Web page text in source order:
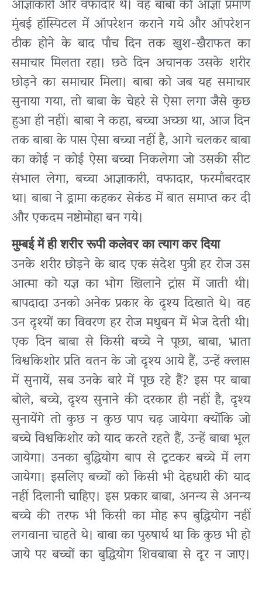
आज्ञाकारी और वफादार थे। वह बाबा की आज्ञा प्रमाण
मुंबई हॉस्पिटल में ऑपरेशन कराने गये और ऑपरेशन
ठीक होने के बाद पाँच दिन तक खुश-खैराफत का
समाचार मिलता रहा। छठे दिन अचानक उसके शरीर
छोड़ने का समाचार मिला। बाबा को जब यह समाचार
सुनाया गया, तो बाबा के चेहरे से ऐसा लगा जैसे कुछ
हुआ ही नहीं। बाबा ने कहा, बच्चा अच्छा था, आज दिन
तक बाबा के पास ऐसा बच्चा नहीं है, आगे चलकर बाबा
का कोई न कोई ऐसा बच्चा निकलेगा जो उसकी सीट
संभाल लेगा, बच्चा आज्ञाकारी, वफादार, फरमाँबरदार
था। बाबा ने ड्रामा कहकर सेकंड में बात समाप्त कर दी
और एकदम नष्टोमोहा बन गये।
मुम्बई में ही शरीर रूपी कलेवर का त्याग कर दिया
उनके शरीर छोड़ने के बाद एक संदेश पुत्री हर रोज उस
आत्मा को यज्ञ का भोग खिलाने ट्रांस में जाती थी।
बापदादा उनको अनेक प्रकार के दृश्य दिखाते थे। वह
उन दृश्यों का विवरण हर रोज मधुबन में भेज देती थी।
एक दिन बाबा से किसी बच्चे ने पूछा, बाबा, भ्राता
विश्वकिशोर प्रति वतन के जो दृश्य आये हैं, उन्हें क्लास
में सुनायें, सब उनके बारे में पूछ रहे हैं? इस पर बाबा
बोले, बच्चे, दृश्य सुनाने की दरकार ही नहीं है, दृश्य
सुनायेंगे तो कुछ न कुछ पाप चढ़ जायेगा क्योंकि जो
बच्चे विश्वकिशोर को याद करते रहते हैं, उन्हें बाबा भूल
जायेगा। उनका बुद्धियोग बाप से टूटकर बच्चे में लग
जायेगा। इसलिए बच्चों को किसी भी देहधारी की याद
नहीं दिलानी चाहिए। इस प्रकार बाबा, अनन्य से अनन्य
बच्चे की तरफ भी किसी का मोह रूप बुद्धियोग नहीं
लगवाना चाहते थे। बाबा का पुरुषार्थ था कि कुछ भी हो
जाये पर बच्चों का बुद्धियोग शिवबाबा से दूर न जाए।